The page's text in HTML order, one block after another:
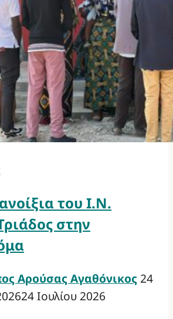
του Ι.Ν.
στην
Αρούσας Αγαθόνικος 24
24 Ιουλίου 2026